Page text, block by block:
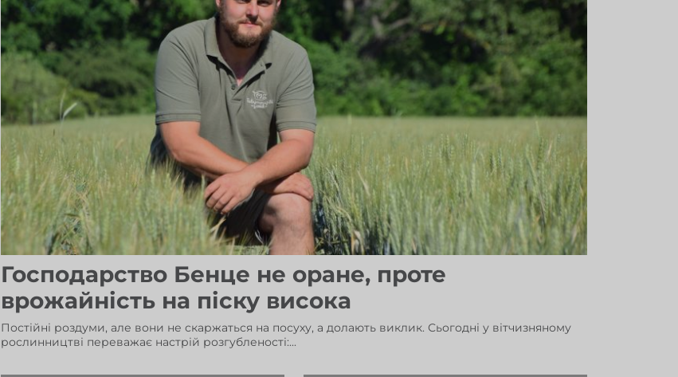
Господарство Бенце не оране, проте
врожайність на піску висока
Постійні роздуми, але вони не скаржаться на посуху, а долають виклик. Сьогодні у вітчизняному
рослинництві переважає настрій розгубленості:...